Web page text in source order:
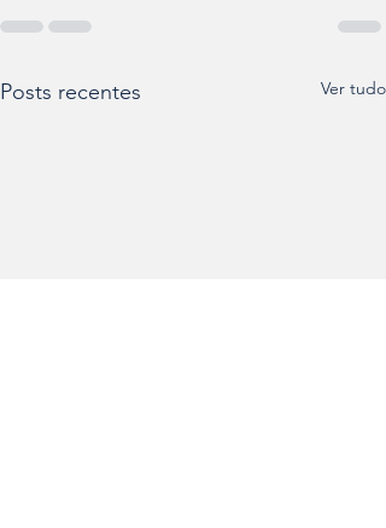
Posts recentes Ver tudo